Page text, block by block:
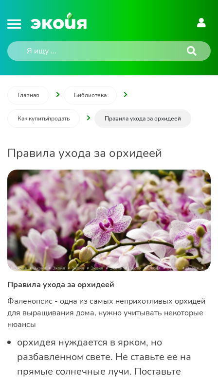
Главная Библиотека
Как купить/продать Правила ухода за орхидеей
Правила ухода за орхидеей
Правила ухода за орхидеей
Фаленопсис - одна из самых неприхотливых орхидей
для выращивания дома, нужно учитывать некоторые
нюансы
орхидея нуждается в ярком, но
разбавленном свете. Не ставьте ее на
прямые солнечные лучи. Поставьте